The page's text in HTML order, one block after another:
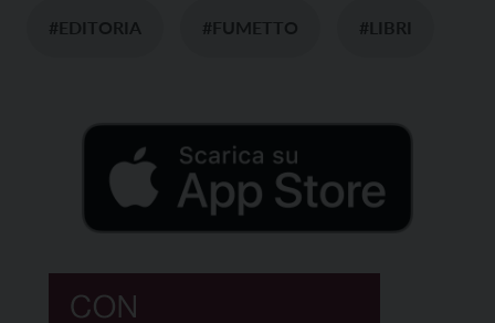
#EDITORIA #FUMETTO #LIBRI